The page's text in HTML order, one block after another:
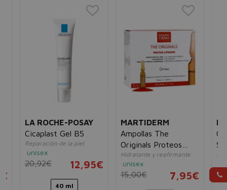
LA ROCHE-POSAY
Cicaplast Gel B5
Reparación de la piel
unisex
20,92€ 12,95€
40 ml
MARTIDERM
Ampollas The
Originals Proteos
Liposome
Hidratante y reafirmante
unisex
15,00€ 7,95€